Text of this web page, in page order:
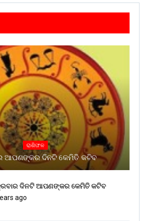
ରାଶିଫଳ
ଆପଣଙ୍କର ଦିନଟି କେମିତି କଟିବ
ଦିନଟି ଆପଣଙ୍କର କେମିତି କଟିବ
ago